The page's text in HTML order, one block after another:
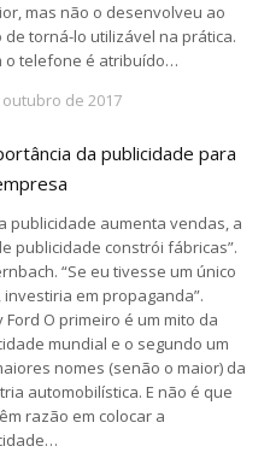
mas não o desenvolveu ao
de torná-lo utilizável na prática.
o telefone é atribuído…
outubro de 2017
da publicidade para
publicidade aumenta vendas, a
publicidade constrói fábricas”.
“Se eu tivesse um único
investiria em propaganda”.
Ford O primeiro é um mito da
mundial e o segundo um
nomes (senão o maior) da
automobilística. E não é que
razão em colocar a